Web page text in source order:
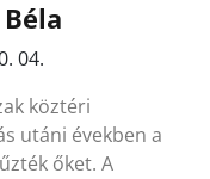
04.
köztéri
utáni években a
őket. A